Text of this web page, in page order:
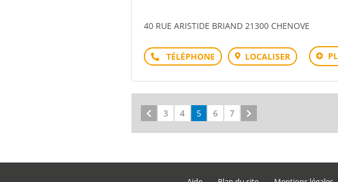
40 RUE ARISTIDE BRIAND 21300 CHENOVE
Téléphone LOCALISER
Précédent
3 4 5 6 7